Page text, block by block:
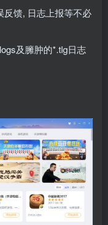
反馈, 日志上报等不必
及臃肿的*.tlg日志